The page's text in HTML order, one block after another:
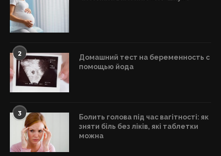
2
Домашний тест на беременность с
помощью йода
3
Болить голова під час вагітності: як
зняти біль без ліків, які таблетки
можна